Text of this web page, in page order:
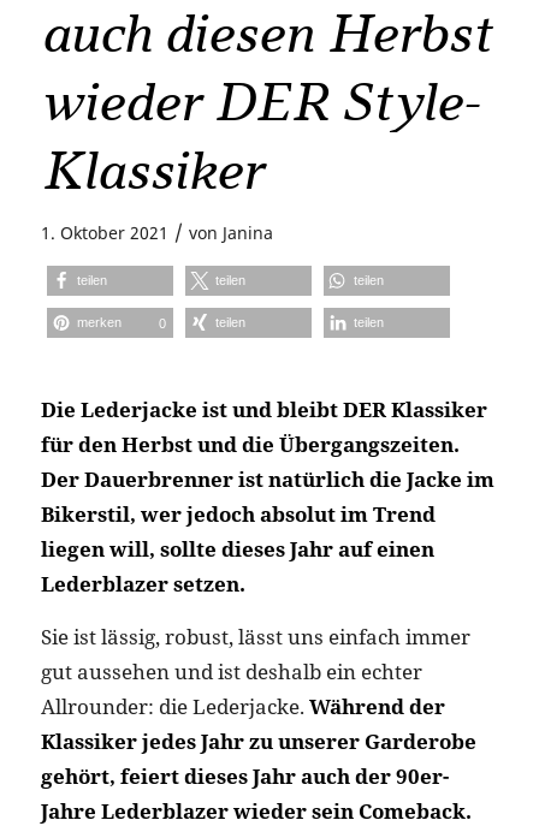
auch diesen Herbst
wieder DER Style-
Klassiker
1. Oktober 2021 / von Janina
teilen teilen teilen
merken 0 teilen teilen
Die Lederjacke ist und bleibt DER Klassiker
für den Herbst und die Übergangszeiten.
Der Dauerbrenner ist natürlich die Jacke im
Bikerstil, wer jedoch absolut im Trend
liegen will, sollte dieses Jahr auf einen
Lederblazer setzen.
Sie ist lässig, robust, lässt uns einfach immer
gut aussehen und ist deshalb ein echter
Allrounder: die Lederjacke. Während der
Klassiker jedes Jahr zu unserer Garderobe
gehört, feiert dieses Jahr auch der 90er-
Jahre Lederblazer wieder sein Comeback.